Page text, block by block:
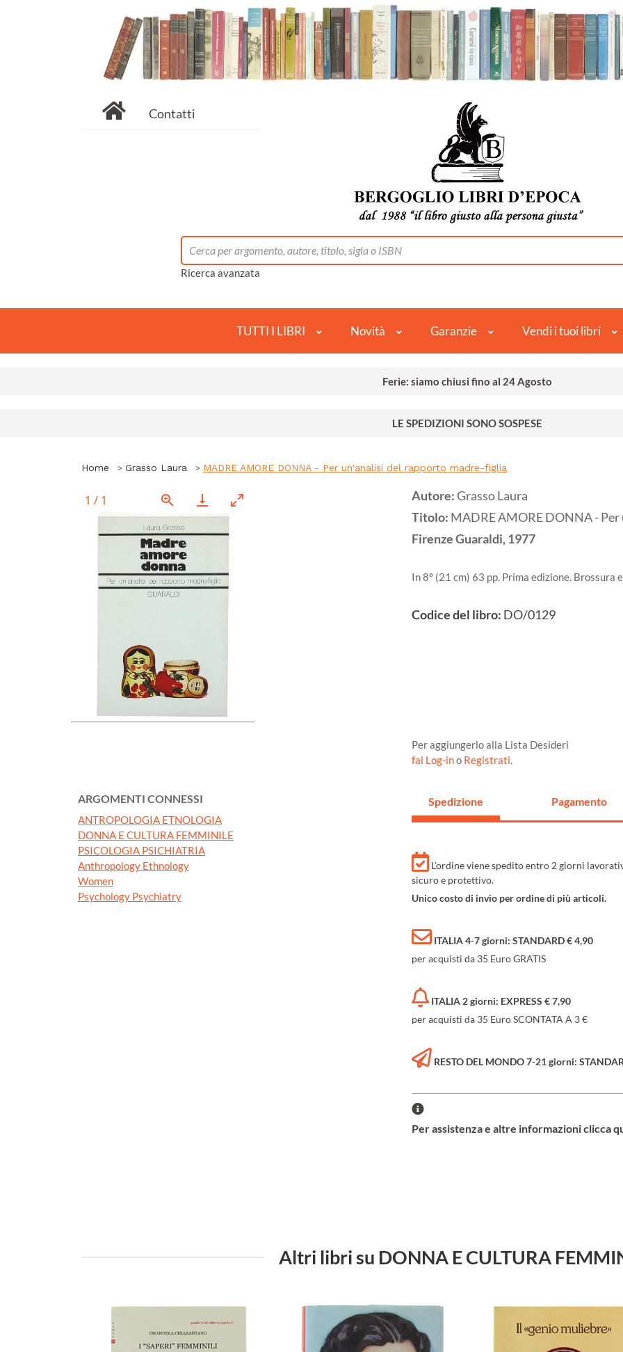
Contatti
Ricerca avanzata
TUTTI I LIBRI Novità Garanzie Vendi i tuoi libri
Ferie: siamo chiusi fino al 24 Agosto
LE SPEDIZIONI SONO SOSPESE
Home Grasso Laura MADRE AMORE DONNA - Per un'analisi del rapporto madre-figlia
1 / 1
ARGOMENTI CONNESSI
ANTROPOLOGIA ETNOLOGIA
DONNA E CULTURA FEMMINILE
PSICOLOGIA PSICHIATRIA
Anthropology Ethnology
Women
Psychology Psychiatry
Autore:Grasso Laura
Titolo: MADRE AMORE DONNA -
FirenzeGuaraldi,1977
In 8º (21 cm) 63 pp. Prima edizione.
Codice del libro: DO/0129
Per aggiungerlo alla Lista Desideri
fai Log-ino Registrati.
Spedizione Pagamento
L'ordine viene spedito entro 2 giorni
sicuro e protettivo.
Unico costo di invio per ordine di più articoli.
ITALIA 4-7 giorni: STANDARD € 4,90
per acquisti da 35 Euro GRATIS
ITALIA 2 giorni: EXPRESS € 7,90
per acquisti da 35 Euro SCONTATA A 3 €
RESTO DEL MONDO 7-21 giorni:
Per assistenza e altre informazioni clicca
Altri libri su DONNA E CULTURA